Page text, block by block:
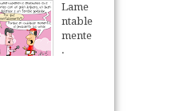
Torne
o
Clausu
ra
Lame
ntable
mente
.